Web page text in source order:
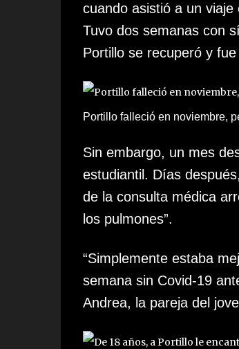
cuando asistió a un viaje
Tuvo dos semanas con
Portillose recuperó y fue
Portillo falleció en noviembre,
Sin embargo, un mes
estudiantil. Días
de la consulta médica
los pulmones”.
“Simplemente estaba
semana sin Covid-19
Andrea, la pareja del